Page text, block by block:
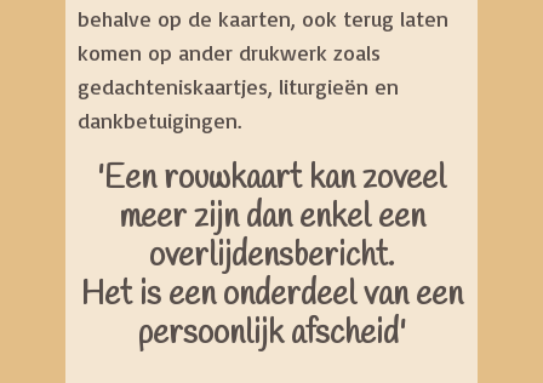
behalve op de kaarten, ook terug laten
komen op ander drukwerk zoals
gedachteniskaartjes, liturgieën en
dankbetuigingen.
'Een rouwkaart kan zoveel
meer zijn dan enkel een
overlijdensbericht.
Het is een onderdeel van een
persoonlijk afscheid'